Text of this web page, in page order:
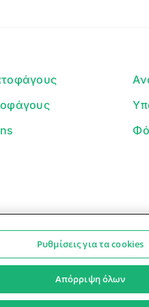
Προστασία Προσωπικών
Ο βοηθός μπορεί να κάνει
Ρυθμίσεις για τα cookies
Απόρριψη όλων